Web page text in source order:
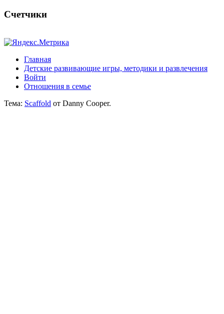
Счетчики
Главная
Детские развивающие игры, методики и развлечения
Войти
Отношения в семье
Тема: Scaffold от Danny Cooper.